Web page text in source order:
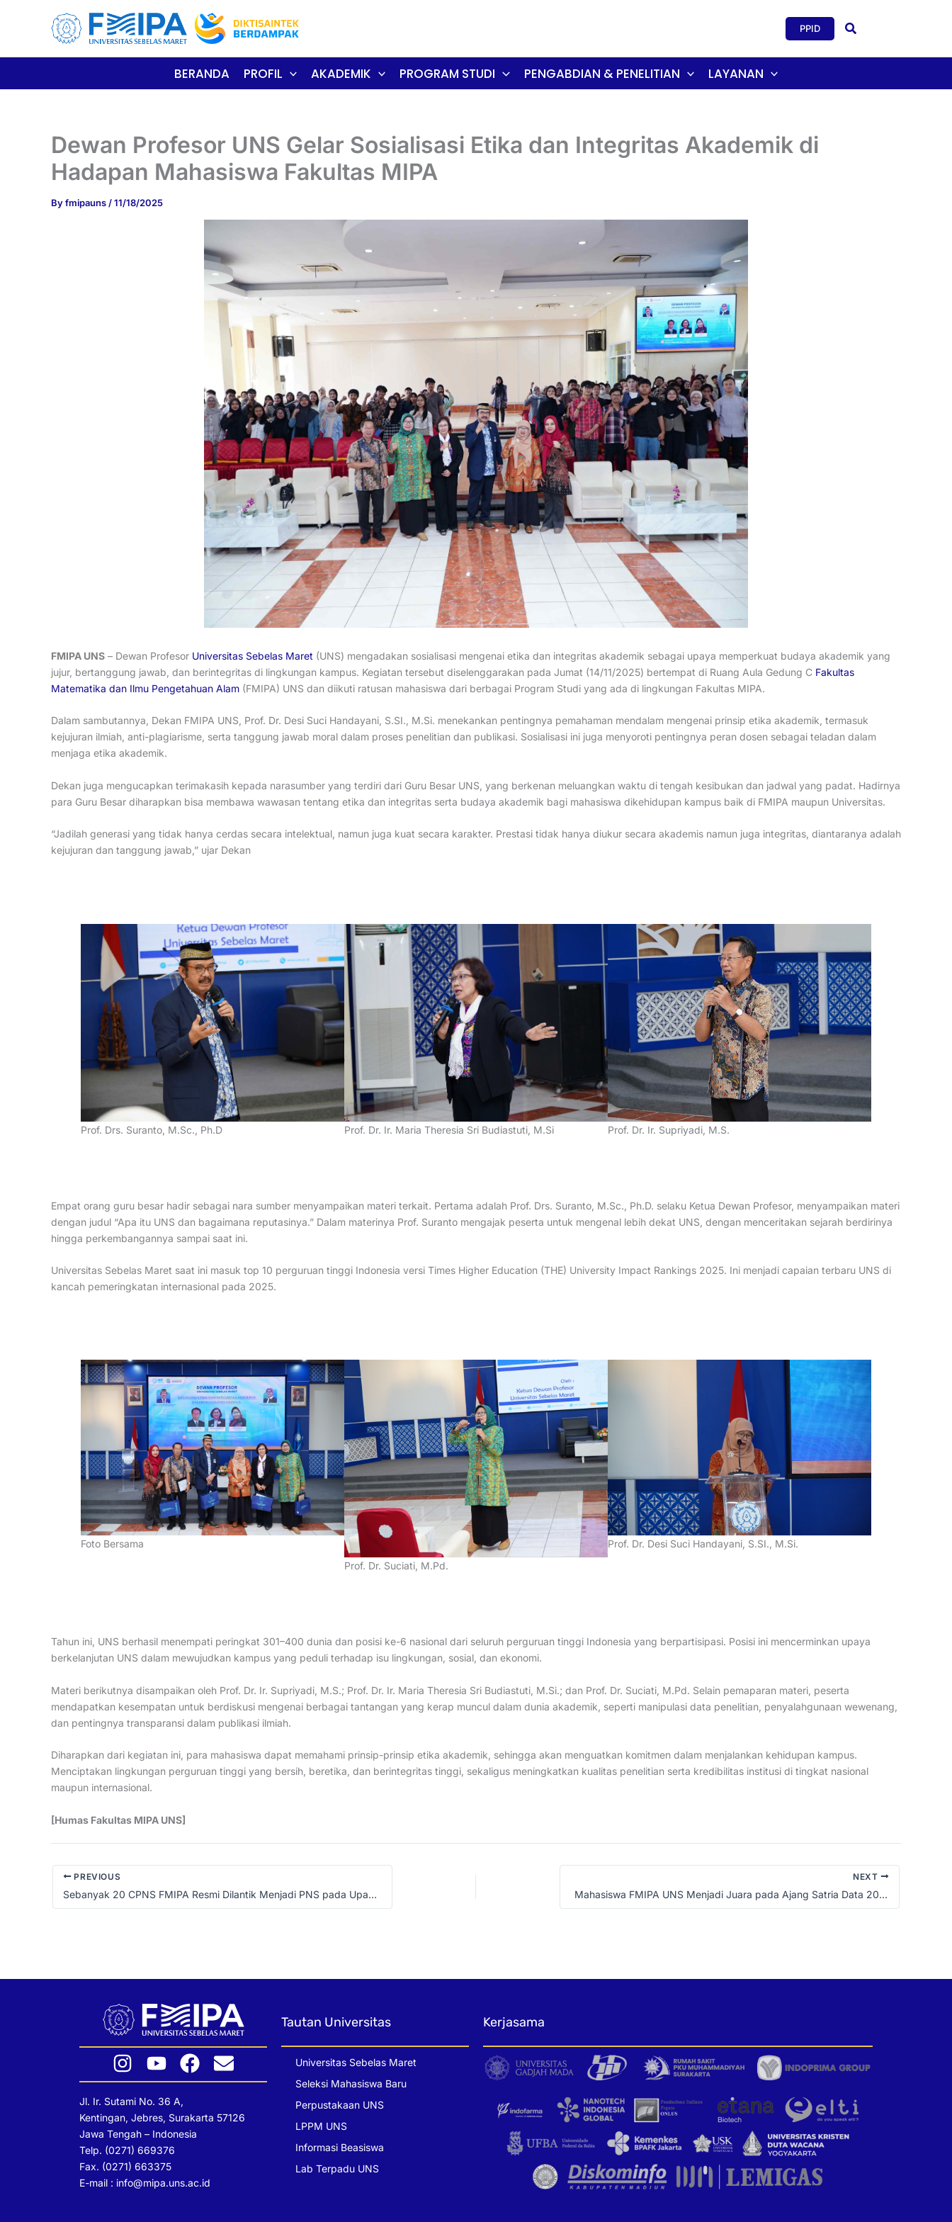
PPID Search
BERANDA PROFIL AKADEMIK PROGRAM STUDI PENGABDIAN & PENELITIAN LAYANAN
Dewan Profesor UNS Gelar Sosialisasi Etika dan Integritas Akademik di
Hadapan Mahasiswa Fakultas MIPA
Byfmipauns /11/18/2025
FMIPA UNS – Dewan Profesor Universitas Sebelas Maret (UNS) mengadakan sosialisasi mengenai etika dan integritas akademik sebagai upaya memperkuat budaya akademik yang
jujur, bertanggung jawab, dan berintegritas di lingkungan kampus. Kegiatan tersebut diselenggarakan pada Jumat (14/11/2025) bertempat di Ruang Aula Gedung C Fakultas
Matematika dan Ilmu Pengetahuan Alam (FMIPA) UNS dan diikuti ratusan mahasiswa dari berbagai Program Studi yang ada di lingkungan Fakultas MIPA.
Dalam sambutannya, Dekan FMIPA UNS, Prof. Dr. Desi Suci Handayani, S.SI., M.Si. menekankan pentingnya pemahaman mendalam mengenai prinsip etika akademik, termasuk
kejujuran ilmiah, anti-plagiarisme, serta tanggung jawab moral dalam proses penelitian dan publikasi. Sosialisasi ini juga menyoroti pentingnya peran dosen sebagai teladan dalam
menjaga etika akademik.
Dekan juga mengucapkan terimakasih kepada narasumber yang terdiri dari Guru Besar UNS, yang berkenan meluangkan waktu di tengah kesibukan dan jadwal yang padat. Hadirnya
para Guru Besar diharapkan bisa membawa wawasan tentang etika dan integritas serta budaya akademik bagi mahasiswa dikehidupan kampus baik di FMIPA maupun Universitas.
“Jadilah generasi yang tidak hanya cerdas secara intelektual, namun juga kuat secara karakter. Prestasi tidak hanya diukur secara akademis namun juga integritas, diantaranya adalah
kejujuran dan tanggung jawab,” ujar Dekan
Prof. Drs. Suranto, M.Sc., Ph.D Prof. Dr. Ir. Maria Theresia Sri Budiastuti, M.Si Prof. Dr. Ir. Supriyadi, M.S.
Empat orang guru besar hadir sebagai nara sumber menyampaikan materi terkait. Pertama adalah Prof. Drs. Suranto, M.Sc., Ph.D. selaku Ketua Dewan Profesor, menyampaikan materi
dengan judul “Apa itu UNS dan bagaimana reputasinya.” Dalam materinya Prof. Suranto mengajak peserta untuk mengenal lebih dekat UNS, dengan menceritakan sejarah berdirinya
hingga perkembangannya sampai saat ini.
Universitas Sebelas Maret saat ini masuk top 10 perguruan tinggi Indonesia versi Times Higher Education (THE) University Impact Rankings 2025. Ini menjadi capaian terbaru UNS di
kancah pemeringkatan internasional pada 2025.
Foto Bersama
Prof. Dr. Suciati, M.Pd.
Prof. Dr. Desi Suci Handayani, S.SI., M.Si.
Tahun ini, UNS berhasil menempati peringkat 301–400 dunia dan posisi ke-6 nasional dari seluruh perguruan tinggi Indonesia yang berpartisipasi. Posisi ini mencerminkan upaya
berkelanjutan UNS dalam mewujudkan kampus yang peduli terhadap isu lingkungan, sosial, dan ekonomi.
Materi berikutnya disampaikan oleh Prof. Dr. Ir. Supriyadi, M.S.; Prof. Dr. Ir. Maria Theresia Sri Budiastuti, M.Si.; dan Prof. Dr. Suciati, M.Pd. Selain pemaparan materi, peserta
mendapatkan kesempatan untuk berdiskusi mengenai berbagai tantangan yang kerap muncul dalam dunia akademik, seperti manipulasi data penelitian, penyalahgunaan wewenang,
dan pentingnya transparansi dalam publikasi ilmiah.
Diharapkan dari kegiatan ini, para mahasiswa dapat memahami prinsip-prinsip etika akademik, sehingga akan menguatkan komitmen dalam menjalankan kehidupan kampus.
Menciptakan lingkungan perguruan tinggi yang bersih, beretika, dan berintegritas tinggi, sekaligus meningkatkan kualitas penelitian serta kredibilitas institusi di tingkat nasional
maupun internasional.
[Humas Fakultas MIPA UNS]
PREVIOUS
Sebanyak 20 CPNS FMIPA Resmi Dilantik Menjadi PNS pada Upacara Pelantikan di Auditorium UNS
NEXT
Mahasiswa FMIPA UNS Menjadi Juara pada Ajang Satria Data 2025
I
n
s
t
a
g
r
Y
o
u
t
u
b
e
F
a
e
b
o
E
n
e
Jl. Ir. Sutami No. 36 A,
Kentingan, Jebres, Surakarta 57126
Jawa Tengah – Indonesia
Telp. (0271) 669376
Fax. (0271) 663375
E-mail : info@mipa.uns.ac.id
Tautan Universitas
Universitas Sebelas Maret
Seleksi Mahasiswa Baru
Perpustakaan UNS
LPPM UNS
Informasi Beasiswa
Lab Terpadu UNS
Kerjasama